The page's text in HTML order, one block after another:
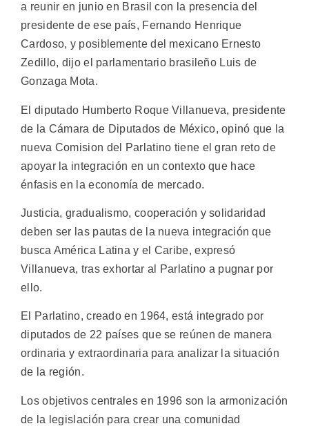
a reunir en junio en Brasil con la presencia del
presidente de ese país, Fernando Henrique
Cardoso, y posiblemente del mexicano Ernesto
Zedillo, dijo el parlamentario brasileño Luis de
Gonzaga Mota.
El diputado Humberto Roque Villanueva, presidente
de la Cámara de Diputados de México, opinó que la
nueva Comision del Parlatino tiene el gran reto de
apoyar la integración en un contexto que hace
énfasis en la economía de mercado.
Justicia, gradualismo, cooperación y solidaridad
deben ser las pautas de la nueva integración que
busca América Latina y el Caribe, expresó
Villanueva, tras exhortar al Parlatino a pugnar por
ello.
El Parlatino, creado en 1964, está integrado por
diputados de 22 países que se reúnen de manera
ordinaria y extraordinaria para analizar la situación
de la región.
Los objetivos centrales en 1996 son la armonización
de la legislación para crear una comunidad